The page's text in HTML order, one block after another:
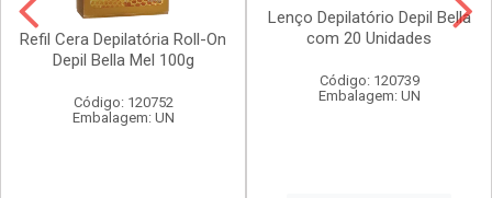
Refil Cera Depilatória Roll-On
Depil Bella Mel 100g
Código: 120752
Embalagem: UN
Lenço Depilatório Depil Bella
com 20 Unidades
Código: 120739
Embalagem: UN